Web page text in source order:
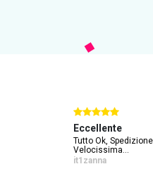
Eccellente
Tutto Ok, Spedizione
Velocissima...
it1zanna